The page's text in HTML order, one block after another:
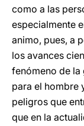
como a las
especialmente
animo, pues, a
los avances
fenómeno de
para el hombre
peligros que
que en la